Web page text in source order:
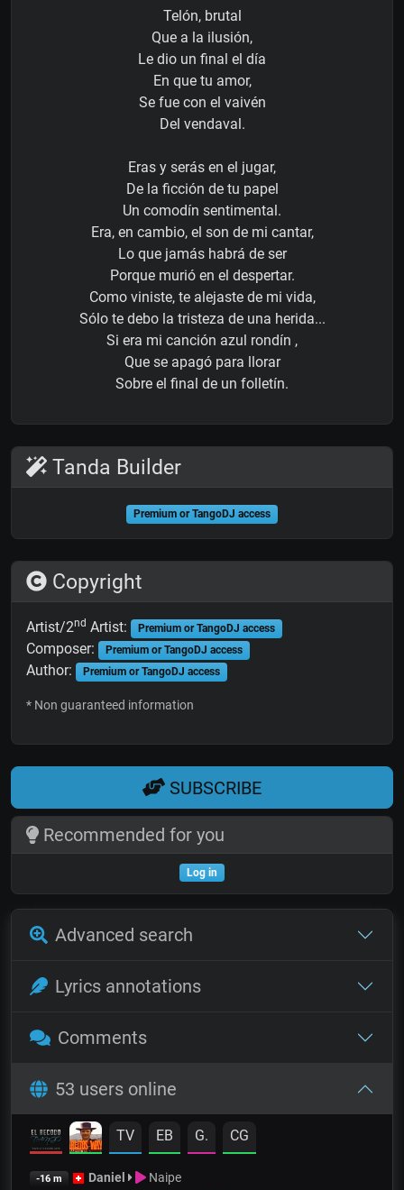
Telón, brutal
Que a la ilusión,
Le dio un final el día
En que tu amor,
Se fue con el vaivén
Del vendaval.
Eras y serás en el jugar,
De la ficción de tu papel
Un comodín sentimental.
Era, en cambio, el son de mi cantar,
Lo que jamás habrá de ser
Porque murió en el despertar.
Como viniste, te alejaste de mi vida,
Sólo te debo la tristeza de una herida...
Si era mi canción azul rondín ,
Que se apagó para llorar
Sobre el final de un folletín.
Tanda Builder
Premium or TangoDJ access
Copyright
Artist/2nd Artist: Premium or TangoDJ access
Composer: Premium or TangoDJ access
Author: Premium or TangoDJ access
* Non guaranteed information
SUBSCRIBE
Recommended for you
Log in
Advanced search
Lyrics annotations
Comments
53 users online
TV EB G. CG
-16 m Daniel Naipe